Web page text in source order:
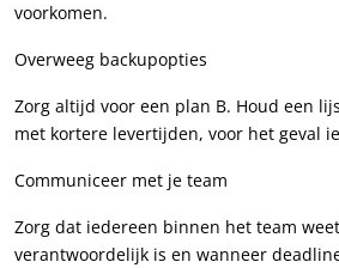
voorkomen.
Overweeg backupopties
Zorg altijd voor een plan B. Houd een
met kortere levertijden, voor het geval
Communiceer met je team
Zorg dat iedereen binnen het team
verantwoordelijk is en wanneer